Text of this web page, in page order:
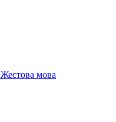
Жестова мова